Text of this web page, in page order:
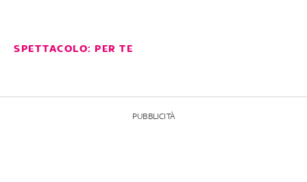
SPETTACOLO: PER TE
PUBBLICITÀ